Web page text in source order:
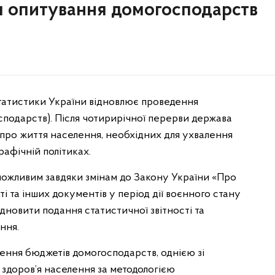
опитування домогосподарств
України відновлює проведення
Після чотирирічної перерви держава
життя населення, необхідних для ухвалення
політиках.
завдяки змінам до Закону України «Про
та інших документів у період дії воєнного стану
подання статистичної звітності та
бюджетів домогосподарств, однією зі
населення за методологією